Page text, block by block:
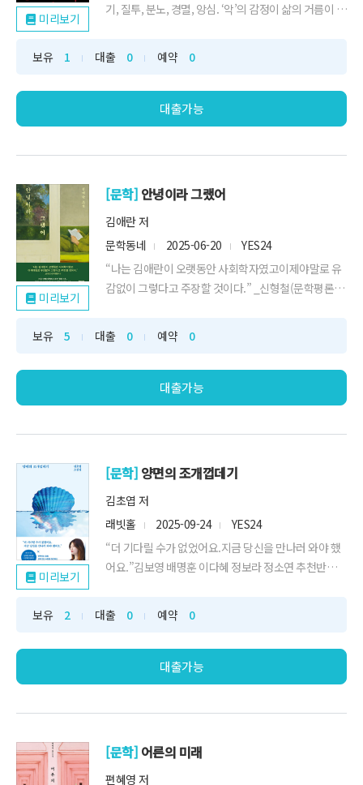
미리보기
기, 질투, 분노, 경멸, 앙심. ‘악’의 감정이 삶의 거름이 되
명의 철학자들이 말하는 나쁜 감정 사용설명서악감정
을 털어내려 하지 마라!아름다운 정원에는 만발한 꽃들
도, 잡초도, 지렁이도 함께 사는 법이니까산다는 것은
행복한 일만 취사선택할 수 없...
보유 1 대출 0 예약 0
대출가능
미리보기
[문학] 안녕이라 그랬어
김애란 저
문학동네
2025-06-20
YES24
“나는 김애란이 오랫동안 사회학자였고이제야말로 유
감없이 그렇다고 주장할 것이다.” _신형철(문학평론
승옥문학상 우수상 수상작 「홈 파티」 수록소설가 김
애란이 『바깥은 여름』(문학동네, 2017) 이후 팔 년
만에 새 소설집으로 돌아왔다. “사회적 공간 속을 떠다
니는 감정의 입자를 포착하고 그것에 명료한...
보유 5 대출 0 예약 0
대출가능
미리보기
[문학] 양면의 조개껍데기
김초엽 저
래빗홀
2025-09-24
YES24
“더 기다릴 수가 없었어요.지금 당신을 만나러 와야 했
어요.”김보영 배명훈 이다혜 정보라 정소연 추천반짝이
번째 소설집경계 밖을 이해하고자 갈망하고, 마음을 잘
전달하고 싶어서 고군분투하는 한계가 우리가 지닌 희
미한 빛이자 가능성이기도 하지 않을까요. 여기 담긴 소
설들은 그 한계와 가능성을 여러 각도에...
보유 2 대출 0 예약 0
대출가능
[문학] 어른의 미래
편혜영 저